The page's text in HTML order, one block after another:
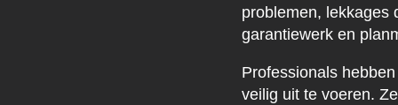
problemen, lekkages
garantiewerk en
Professionals
veilig uit te voeren.